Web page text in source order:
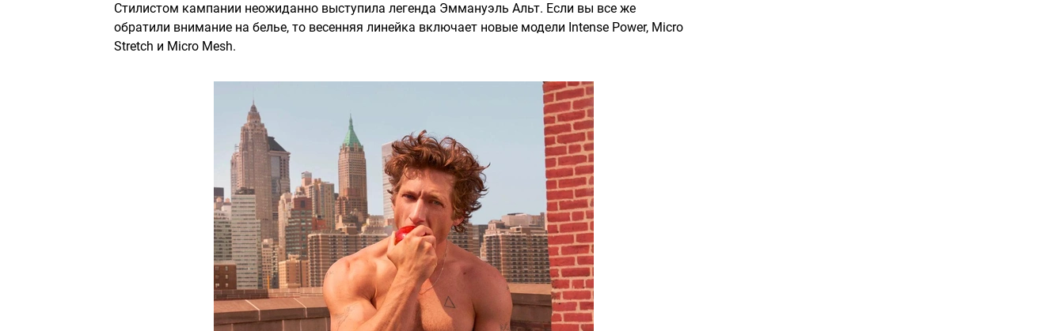
Стилистом кампании неожиданно выступила легенда Эммануэль Альт. Если вы все же
обратили внимание на белье, то весенняя линейка включает новые модели Intense Power, Micro
Stretch и Micro Mesh.